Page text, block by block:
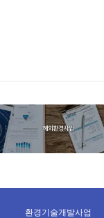
환경기술개발사업